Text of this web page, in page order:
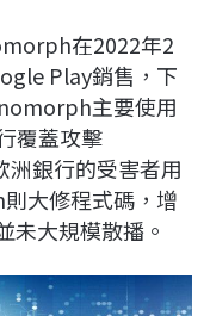
在2022年2
Play銷售，下
主要使用
覆蓋攻擊
洲銀行的受害者用
大修程式碼，增
未大規模散播。